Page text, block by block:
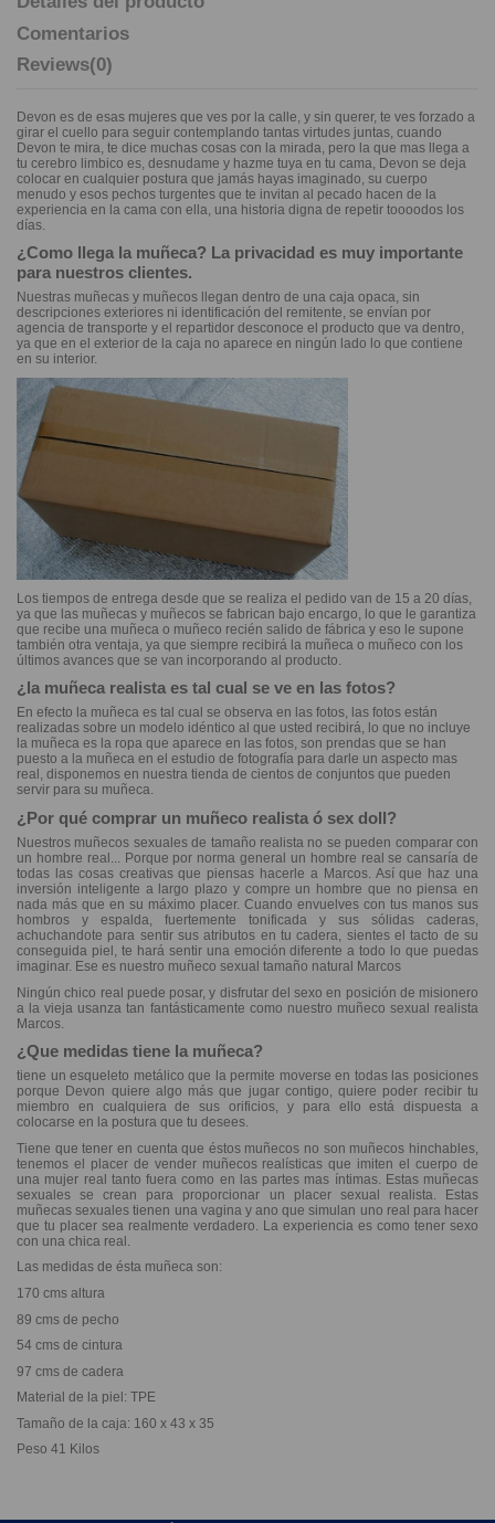
Comentarios
Reviews(0)
Devon es de esas mujeres que ves por la calle, y sin querer, te ves forzado a
girar el cuello para seguir contemplando tantas virtudes juntas, cuando
Devon te mira, te dice muchas cosas con la mirada, pero la que mas llega a
tu cerebro limbico es, desnudame y hazme tuya en tu cama, Devon se deja
colocar en cualquier postura que jamás hayas imaginado, su cuerpo
menudo y esos pechos turgentes que te invitan al pecado hacen de la
experiencia en la cama con ella, una historia digna de repetir toooodos los
días.
¿Como llega la muñeca? La privacidad es muy importante
para nuestros clientes.
Nuestras muñecas y muñecos llegan dentro de una caja opaca, sin
descripciones exteriores ni identificación del remitente, se envían por
agencia de transporte y el repartidor desconoce el producto que va dentro,
ya que en el exterior de la caja no aparece en ningún lado lo que contiene
en su interior.
Los tiempos de entrega desde que se realiza el pedido van de 15 a 20 días,
ya que las muñecas y muñecos se fabrican bajo encargo, lo que le garantiza
que recibe una muñeca o muñeco recién salido de fábrica y eso le supone
también otra ventaja, ya que siempre recibirá la muñeca o muñeco con los
últimos avances que se van incorporando al producto.
¿la muñeca realista es tal cual se ve en las fotos?
En efecto la muñeca es tal cual se observa en las fotos, las fotos están
realizadas sobre un modelo idéntico al que usted recibirá, lo que no incluye
la muñeca es la ropa que aparece en las fotos, son prendas que se han
puesto a la muñeca en el estudio de fotografía para darle un aspecto mas
real, disponemos en nuestra tienda de cientos de conjuntos que pueden
servir para su muñeca.
¿Por qué comprar un muñeco realista ó sex doll?
Nuestros muñecos sexuales de tamaño realista no se pueden comparar con
un hombre real... Porque por norma general un hombre real se cansaría de
todas las cosas creativas que piensas hacerle a Marcos. Así que haz una
inversión inteligente a largo plazo y compre un hombre que no piensa en
nada más que en su máximo placer. Cuando envuelves con tus manos sus
hombros y espalda, fuertemente tonificada y sus sólidas caderas,
achuchandote para sentir sus atributos en tu cadera, sientes el tacto de su
conseguida piel, te hará sentir una emoción diferente a todo lo que puedas
imaginar. Ese es nuestro muñeco sexual tamaño natural Marcos
Ningún chico real puede posar, y disfrutar del sexo en posición de misionero
a la vieja usanza tan fantásticamente como nuestro muñeco sexual realista
Marcos.
¿Que medidas tiene la muñeca?
tiene un esqueleto metálico que la permite moverse en todas las posiciones
porque Devon quiere algo más que jugar contigo, quiere poder recibir tu
miembro en cualquiera de sus orificios, y para ello está dispuesta a
colocarse en la postura que tu desees.
Tiene que tener en cuenta que éstos muñecos no son muñecos hinchables,
tenemos el placer de vender muñecos realísticas que imiten el cuerpo de
una mujer real tanto fuera como en las partes mas íntimas. Estas muñecas
sexuales se crean para proporcionar un placer sexual realista. Estas
muñecas sexuales tienen una vagina y ano que simulan uno real para hacer
que tu placer sea realmente verdadero. La experiencia es como tener sexo
con una chica real.
Las medidas de ésta muñeca son:
170 cms altura
89 cms de pecho
54 cms de cintura
97 cms de cadera
Material de la piel: TPE
Tamaño de la caja: 160 x 43 x 35
Peso 41 Kilos